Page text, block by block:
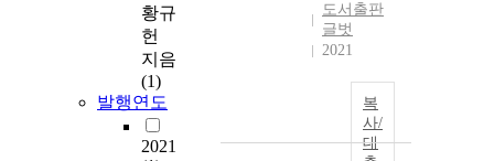
황규
헌
지음
(1)
발행연도
2021
도서출판
글벗
2021
복
사/
대